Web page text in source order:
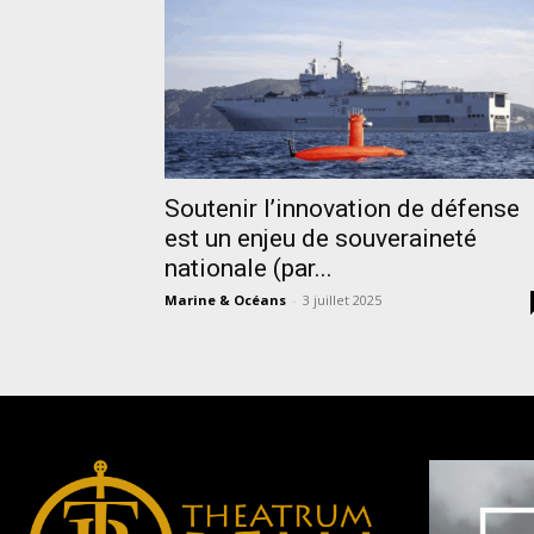
Soutenir l’innovation de défense
est un enjeu de souveraineté
nationale (par...
Marine & Océans - 3 juillet 2025